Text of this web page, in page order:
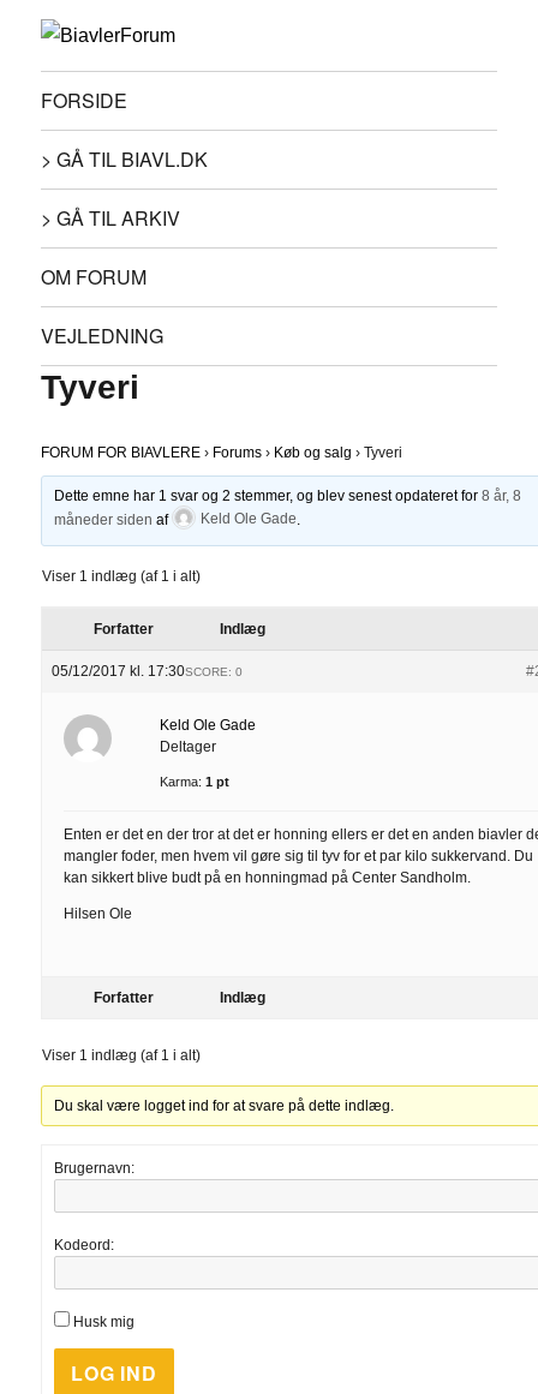
FORSIDE
> GÅ TIL BIAVL.DK
> GÅ TIL ARKIV
OM FORUM
VEJLEDNING
Tyveri
FORUM FOR BIAVLERE › Forums › Køb og salg › Tyveri
Dette emne har 1 svar og 2 stemmer, og blev senest opdateret for 8 år, 8
måneder siden af Keld Ole Gade
Viser 1 indlæg (af 1 i alt)
Forfatter Indlæg
05/12/2017 kl. 17:30SCORE: 0
Keld Ole Gade
Deltager
Karma: 1 pt
Enten er det en der tror at det er honning ellers er det en anden biavler
mangler foder, men hvem vil gøre sig til tyv for et par kilo sukkervand. Du
kan sikkert blive budt på en honningmad på Center Sandholm.
Hilsen Ole
Forfatter Indlæg
Viser 1 indlæg (af 1 i alt)
Du skal være logget ind for at svare på dette indlæg.
Brugernavn:
Kodeord:
Husk mig
LOG IND